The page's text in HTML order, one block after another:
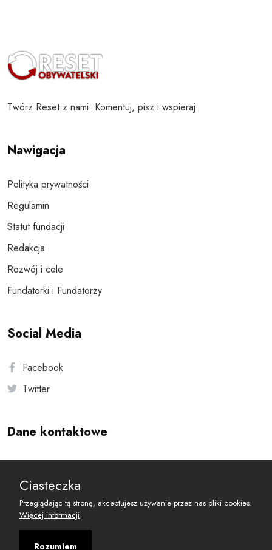
Twórz Reset z nami. Komentuj, pisz i wspieraj
Nawigacja
Polityka prywatności
Regulamin
Statut fundacji
Redakcja
Rozwój i cele
Fundatorki i Fundatorzy
Social Media
Facebook
Twitter
Dane kontaktowe
reset@resetobywatelski.pl
Ciasteczka
Przeglądając tą stronę, akceptujesz używanie przez nas pliki cookies.
Więcej informacji
Rozumiem